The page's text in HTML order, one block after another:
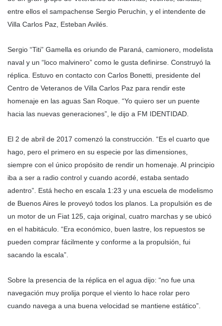
entre ellos el sampachense Sergio Peruchin, y el intendente de
Villa Carlos Paz, Esteban Avilés.
Sergio “Titi” Gamella es oriundo de Paraná, camionero, modelista
naval y un “loco malvinero” como le gusta definirse. Construyó la
réplica. Estuvo en contacto con Carlos Bonetti, presidente del
Centro de Veteranos de Villa Carlos Paz para rendir este
homenaje en las aguas San Roque. “Yo quiero ser un puente
hacia las nuevas generaciones”, le dijo a FM IDENTIDAD.
El 2 de abril de 2017 comenzó la construcción. “Es el cuarto que
hago, pero el primero en su especie por las dimensiones,
siempre con el único propósito de rendir un homenaje. Al principio
iba a ser a radio control y cuando acordé, estaba sentado
adentro”. Está hecho en escala 1:23 y una escuela de modelismo
de Buenos Aires le proveyó todos los planos. La propulsión es de
un motor de un Fiat 125, caja original, cuatro marchas y se ubicó
en el habitáculo. “Era económico, buen lastre, los repuestos se
pueden comprar fácilmente y conforme a la propulsión, fui
sacando la escala”.
Sobre la presencia de la réplica en el agua dijo: “no fue una
navegación muy prolija porque el viento lo hace rolar pero
cuando navega a una buena velocidad se mantiene estático”.